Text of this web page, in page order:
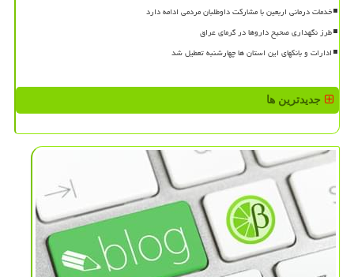
خدمات درمانی اربعین با مشارکت داوطلبان مردمی ادامه دارد
طرز نگهداری صحیح داروها در گرمای عراق
ادارات و بانکهای این استان ها چهارشنبه تعطیل شد
جدیدترین ها